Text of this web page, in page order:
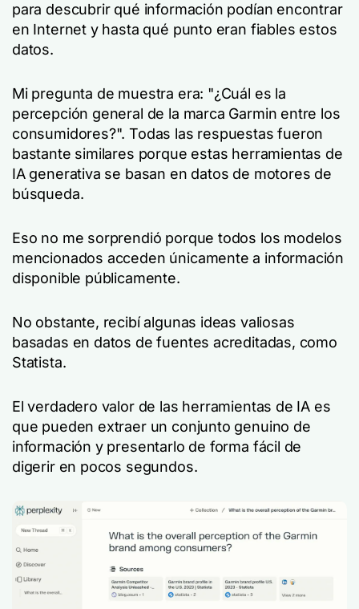
para descubrir qué información podían encontrar
en Internet y hasta qué punto eran fiables estos
datos.
Mi pregunta de muestra era: "¿Cuál es la
percepción general de la marca Garmin entre los
consumidores?". Todas las respuestas fueron
bastante similares porque estas herramientas de
IA generativa se basan en datos de motores de
búsqueda.
Eso no me sorprendió porque todos los modelos
mencionados acceden únicamente a información
disponible públicamente.
No obstante, recibí algunas ideas valiosas
basadas en datos de fuentes acreditadas, como
Statista.
El verdadero valor de las herramientas de IA es
que pueden extraer un conjunto genuino de
información y presentarlo de forma fácil de
digerir en pocos segundos.